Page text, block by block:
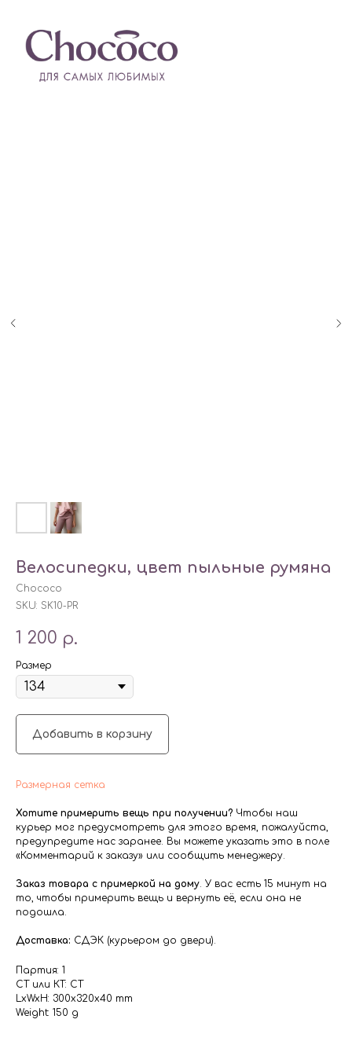
Велосипедки, цвет пыльные румяна
Chococo
SKU: SK10-PR
1 200 р.
Размер
Добавить в корзину
Размерная сетка
Хотите примерить вещь при получении? Чтобы наш
курьер мог предусмотреть для этого время, пожалуйста,
предупредите нас заранее. Вы можете указать это в поле
«Комментарий к заказу» или сообщить менеджеру.
Заказ товара с примеркой на дому. У вас есть 15 минут на
то, чтобы примерить вещь и вернуть её, если она не
подошла.
Доставка: СДЭК (курьером до двери).
Партия: 1
СТ или КТ: СТ
LxWxH: 300x320x40 mm
Weight: 150 g